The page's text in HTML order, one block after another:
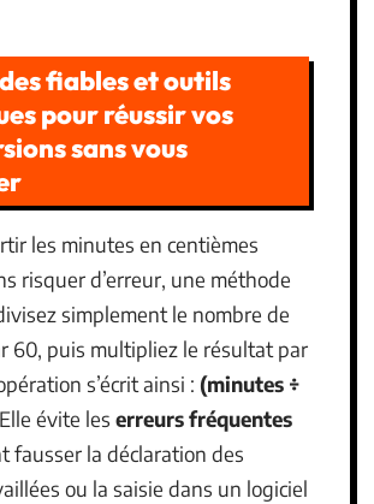
fiables et outils
pour réussir vos
sans vous
les minutes en centièmes
risquer d’erreur, une méthode
simplement le nombre de
60, puis multipliez le résultat par
s’écrit ainsi : (minutes ÷
évite les erreurs fréquentes
fausser la déclaration des
ou la saisie dans un logiciel